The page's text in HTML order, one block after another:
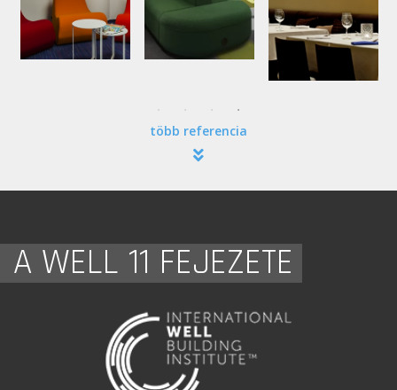
több referencia
A WELL 11 FEJEZETE